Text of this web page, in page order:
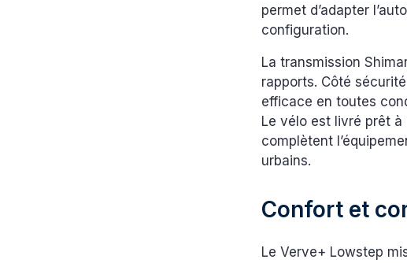
permet d’adapter
configuration.
La transmission
rapports. Côté
efficace en toutes
Le vélo est livré prêt
complètent
urbains.
Confort et
Le Verve+ Lowstep